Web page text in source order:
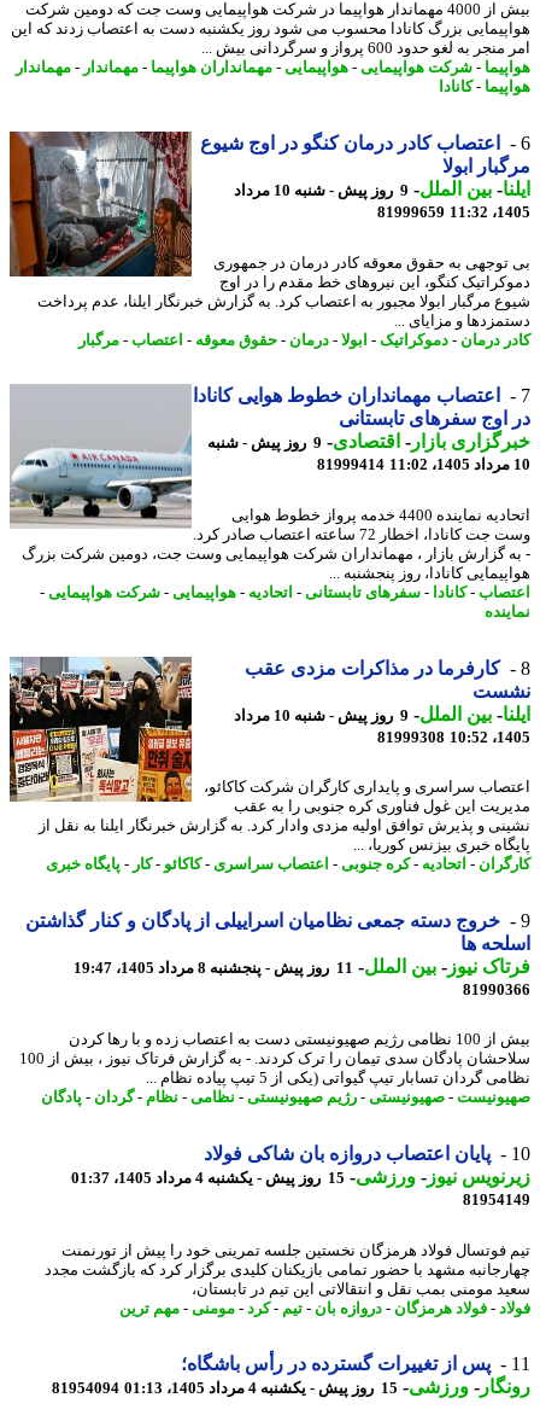
بیش از 4000 مهماندار هواپیما در شرکت هواپیمایی وست جت که دومین شرکت
بزرگ کانادا محسوب می شود روز یکشنبه دست به اعتصاب زدند که این
به لغو حدود 600 پرواز و سرگردانی بیش ...
-شرکت هواپیمایی-هواپیمایی-مهمانداران هواپیما -مهماندار-مهماندار
-کانادا
اعتصاب کادر درمان کنگو در اوج شیوع
ابولا
-بین الملل-
9 روز پیش - شنبه 10 مرداد
81999659
به حقوق معوقه کادر درمان در جمهوری
کنگو، این نیروهای خط مقدم را در اوج
مرگبار ابولا مجبور به اعتصاب کرد. به گزارش خبرنگار ایلنا، عدم پرداخت
و مزایای ...
درمان -دموکراتیک -ابولا -درمان -حقوق معوقه-اعتصاب-مرگبار
اعتصاب مهمانداران خطوط هوایی کانادا
اوج سفرهای تابستانی
بازار- اقتصادی- 9 روز پیش - شنبه
81999414
اتحادیه نماینده 4400 خدمه پرواز خطوط هوایی
وست جت کانادا، اخطار 72 ساعته اعتصاب صادر کرد.
گزارش بازار ، مهمانداران شرکت هواپیمایی وست جت، دومین شرکت بزرگ
کانادا، روز پنجشنبه ...
-کانادا-سفرهای تابستانی-اتحادیه-هواپیمایی-شرکت هواپیمایی-
کارفرما در مذاکرات مزدی عقب
-بین الملل-
9 روز پیش - شنبه 10 مرداد
81999308
سراسری و پایداری کارگران شرکت کاکائو،
این غول فناوری کره جنوبی را به عقب
و پذیرش توافق اولیه مزدی وادار کرد. به گزارش خبرنگار ایلنا به نقل از
خبری بیزنس کوریا، ...
- اتحادیه-کره جنوبی-اعتصاب سراسری- کاکائو-کار -پایگاه خبری
خروج دسته جمعی نظامیان اسراییلی از پادگان و کنار گذاشتن
ها
نیوز-بین الملل-11 روز پیش - پنجشنبه 8 مرداد 1405، 19:47
بیش از 100 نظامی رژیم صهیونیستی دست به اعتصاب زده و با رها کردن
سلاحشان پادگان سدی تیمان را ترک کردند. - به گزارش فرتاک نیوز ، بیش از 100
گردان تسابار تیپ گیواتی (یکی از 5 تیپ پیاده نظام ...
-صهیونیستی-رژیم صهیونیستی-نظامی-نظام-گردان - پادگان
پایان اعتصاب دروازه بان شاکی فولاد
نیوز-ورزشی-15 روز پیش - یکشنبه 4 مرداد 1405، 01:37
فوتسال فولاد هرمزگان نخستین جلسه تمرینی خود را پیش از تورنمنت
مشهد با حضور تمامی بازیکنان کلیدی برگزار کرد که بازگشت مجدد
مومنی بمب نقل و انتقالاتی این تیم در تابستان،
-فولاد هرمزگان -دروازه بان-تیم -کرد-مومنی-مهم ترین
پس از تغییرات گسترده در رأس باشگاه؛
-ورزشی-15 روز پیش - یکشنبه 4 مرداد 1405، 01:13 81954094